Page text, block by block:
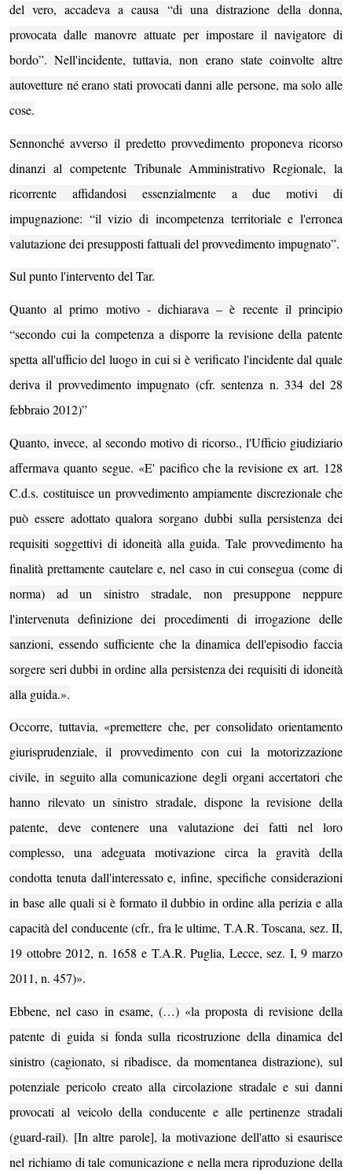
del vero, accadeva a causa “di una distrazione della donna,
provocata dalle manovre attuate per impostare il navigatore di
bordo”. Nell'incidente, tuttavia, non erano state coinvolte altre
autovetture né erano stati provocati danni alle persone, ma solo alle
cose.
Sennonché avverso il predetto provvedimento proponeva ricorso
dinanzi al competente Tribunale Amministrativo Regionale, la
ricorrente affidandosi essenzialmente a due motivi di
impugnazione: “il vizio di incompetenza territoriale e l'erronea
valutazione dei presupposti fattuali del provvedimento impugnato”.
Sul punto l'intervento del Tar.
Quanto al primo motivo - dichiarava – è recente il principio
“secondo cui la competenza a disporre la revisione della patente
spetta all'ufficio del luogo in cui si è verificato l'incidente dal quale
deriva il provvedimento impugnato (cfr. sentenza n. 334 del 28
febbraio 2012)”
Quanto, invece, al secondo motivo di ricorso., l'Ufficio giudiziario
affermava quanto segue. «E' pacifico che la revisione ex art. 128
C.d.s. costituisce un provvedimento ampiamente discrezionale che
può essere adottato qualora sorgano dubbi sulla persistenza dei
requisiti soggettivi di idoneità alla guida. Tale provvedimento ha
finalità prettamente cautelare e, nel caso in cui consegua (come di
norma) ad un sinistro stradale, non presuppone neppure
l'intervenuta definizione dei procedimenti di irrogazione delle
sanzioni, essendo sufficiente che la dinamica dell'episodio faccia
sorgere seri dubbi in ordine alla persistenza dei requisiti di idoneità
alla guida.».
Occorre, tuttavia, «premettere che, per consolidato orientamento
giurisprudenziale, il provvedimento con cui la motorizzazione
civile, in seguito alla comunicazione degli organi accertatori che
hanno rilevato un sinistro stradale, dispone la revisione della
patente, deve contenere una valutazione dei fatti nel loro
complesso, una adeguata motivazione circa la gravità della
condotta tenuta dall'interessato e, infine, specifiche considerazioni
in base alle quali si è formato il dubbio in ordine alla perizia e alla
capacità del conducente (cfr., fra le ultime, T.A.R. Toscana, sez. II,
19 ottobre 2012, n. 1658 e T.A.R. Puglia, Lecce, sez. I, 9 marzo
2011, n. 457)».
Ebbene, nel caso in esame, (…) «la proposta di revisione della
patente di guida si fonda sulla ricostruzione della dinamica del
sinistro (cagionato, si ribadisce, da momentanea distrazione), sul
potenziale pericolo creato alla circolazione stradale e sui danni
provocati al veicolo della conducente e alle pertinenze stradali
(guard-rail). [In altre parole], la motivazione dell'atto si esaurisce
nel richiamo di tale comunicazione e nella mera riproduzione della